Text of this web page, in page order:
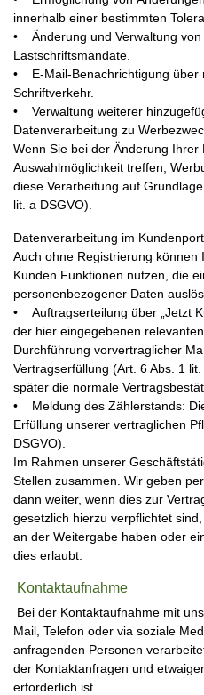
innerhalb einer bestimmten
• Änderung und Verwaltung von
Lastschriftsmandate.
• E-Mail-Benachrichtigung über
Schriftverkehr.
• Verwaltung weiterer
Datenverarbeitung zu
Wenn Sie bei der Änderung Ihrer
Auswahlmöglichkeit treffen,
diese Verarbeitung auf
lit. a DSGVO).
Datenverarbeitung im
Auch ohne Registrierung
Kunden Funktionen nutzen, die
personenbezogener Daten
• Auftragserteilung über „Jetzt
der hier eingegebenen
Durchführung vorvertraglicher
Vertragserfüllung (Art. 6 Abs. 1
später die normale
• Meldung des Zählerstands:
Erfüllung unserer vertraglichen
DSGVO).
Im Rahmen unserer
Stellen zusammen. Wir geben
dann weiter, wenn dies zur
gesetzlich hierzu verpflichtet
an der Weitergabe haben oder
dies erlaubt.
Kontaktaufnahme
Bei der Kontaktaufnahme mit
Mail, Telefon oder via soziale
anfragenden Personen
der Kontaktanfragen und
erforderlich ist.